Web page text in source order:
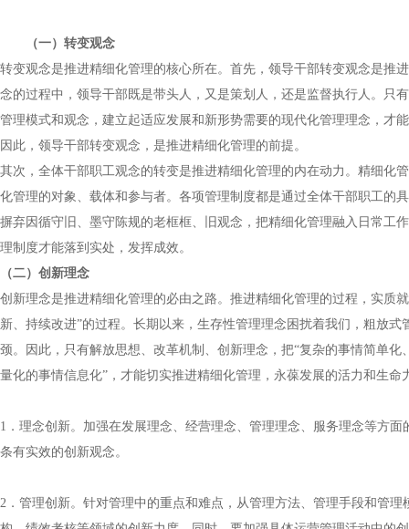
（一）转变观念
转变观念是推进精细化管理的核心所在。首先，领导干部转变观念是推
念的过程中，领导干部既是带头人，又是策划人，还是监督执行人。只
管理模式和观念，建立起适应发展和新形势需要的现代化管理理念，才
因此，领导干部转变观念，是推进精细化管理的前提。
其次，全体干部职工观念的转变是推进精细化管理的内在动力。精细化
化管理的对象、载体和参与者。各项管理制度都是通过全体干部职工的
摒弃因循守旧、墨守陈规的老框框、旧观念，把精细化管理融入日常工
理制度才能落到实处，发挥成效。
（二）创新理念
创新理念是推进精细化管理的必由之路。推进精细化管理的过程，实质
新、持续改进”的过程。长期以来，生存性管理理念困扰着我们，粗放
颈。因此，只有解放思想、改革机制、创新理念，把“复杂的事情简单
量化的事情信息化”，才能切实推进精细化管理，永葆发展的活力和生命
1 ．理念创新。加强在发展理念、经营理念、管理理念、服务理念等方
条有实效的创新观念。
2 ．管理创新。针对管理中的重点和难点，从管理方法、管理手段和管